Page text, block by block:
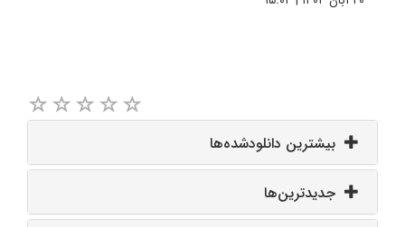
بیشترین دانلودشده‌ها
جدیدترین‌ها